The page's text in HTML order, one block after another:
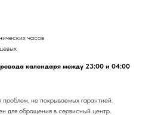
часов
календаря между 23:00 и 04:00
проблем, не покрываемых гарантией.
для обращения в сервисный центр.